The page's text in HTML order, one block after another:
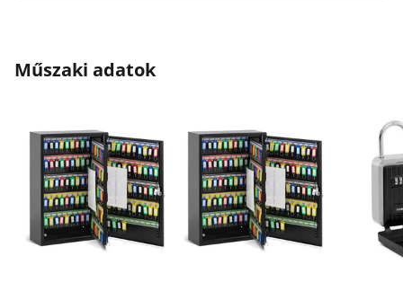
Műszaki adatok